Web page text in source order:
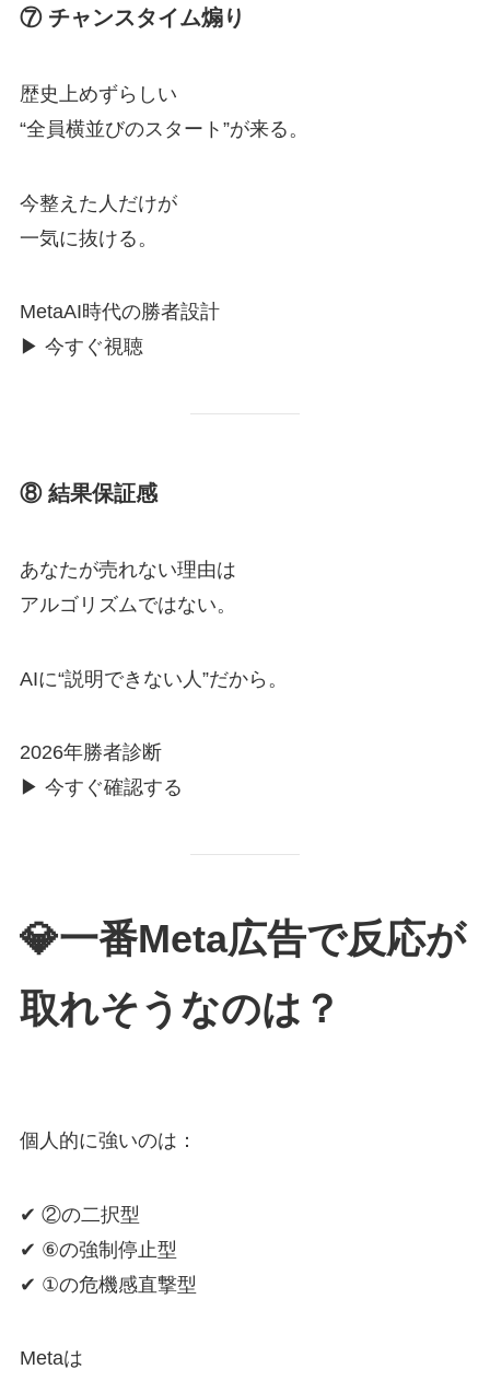
⑦ チャンスタイム煽り
歴史上めずらしい
“全員横並びのスタート”が来る。
今整えた人だけが
一気に抜ける。
MetaAI時代の勝者設計
▶ 今すぐ視聴
⑧ 結果保証感
あなたが売れない理由は
アルゴリズムではない。
AIに“説明できない人”だから。
2026年勝者診断
▶ 今すぐ確認する
💎一番Meta広告で反応が
取れそうなのは？
個人的に強いのは：
✔ ②の二択型
✔ ⑥の強制停止型
✔ ①の危機感直撃型
Metaは